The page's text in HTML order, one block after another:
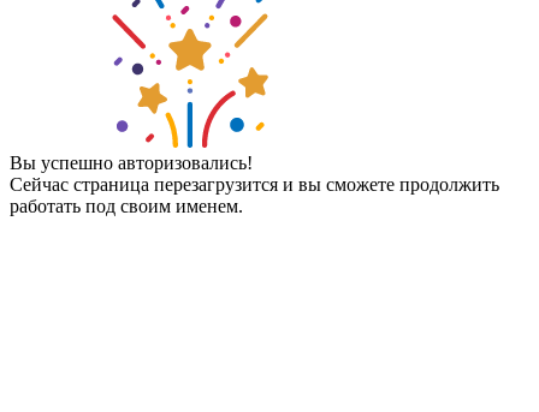
Вы успешно авторизовались!
Сейчас страница перезагрузится и вы сможете продолжить
работать под своим именем.